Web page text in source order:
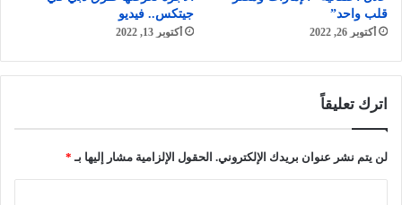
قلب واحد”
أكتوبر 26, 2022
جيتكس.. فيديو
أكتوبر 13, 2022
اترك تعليقاً
لن يتم نشر عنوان بريدك الإلكتروني. الحقول الإلزامية مشار إليها بـ *